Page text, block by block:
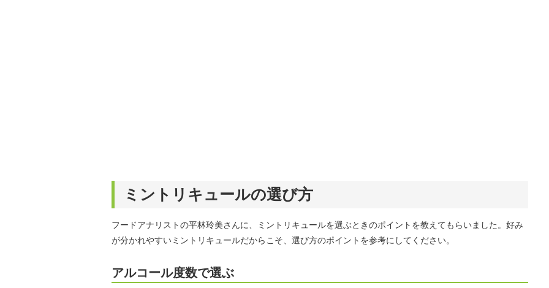
ミントリキュールの選び方
フードアナリストの平林玲美さんに、ミントリキュールを選ぶときのポイントを教えてもらいました。好み
が分かれやすいミントリキュールだからこそ、選び方のポイントを参考にしてください。
アルコール度数で選ぶ